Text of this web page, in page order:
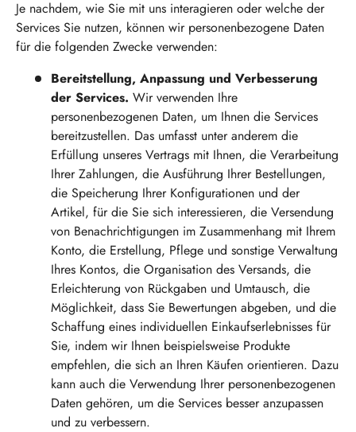
Je nachdem, wie Sie mit uns interagieren oder welche der
Services Sie nutzen, können wir personenbezogene Daten
für die folgenden Zwecke verwenden:
Bereitstellung, Anpassung und Verbesserung
der Services. Wir verwenden Ihre
personenbezogenen Daten, um Ihnen die Services
bereitzustellen. Das umfasst unter anderem die
Erfüllung unseres Vertrags mit Ihnen, die Verarbeitung
Ihrer Zahlungen, die Ausführung Ihrer Bestellungen,
die Speicherung Ihrer Konfigurationen und der
Artikel, für die Sie sich interessieren, die Versendung
von Benachrichtigungen im Zusammenhang mit Ihrem
Konto, die Erstellung, Pflege und sonstige Verwaltung
Ihres Kontos, die Organisation des Versands, die
Erleichterung von Rückgaben und Umtausch, die
Möglichkeit, dass Sie Bewertungen abgeben, und die
Schaffung eines individuellen Einkaufserlebnisses für
Sie, indem wir Ihnen beispielsweise Produkte
empfehlen, die sich an Ihren Käufen orientieren. Dazu
kann auch die Verwendung Ihrer personenbezogenen
Daten gehören, um die Services besser anzupassen
und zu verbessern.